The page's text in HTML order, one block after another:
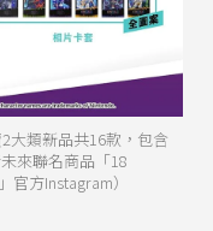
大類新品共16款，包含
來聯名商品「18
方Instagram）